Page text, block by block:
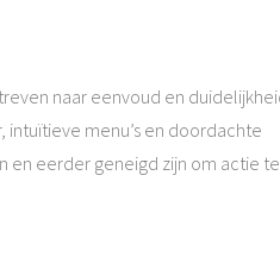
naar eenvoud en
menu’s en doordachte
eerder geneigd zijn om actie